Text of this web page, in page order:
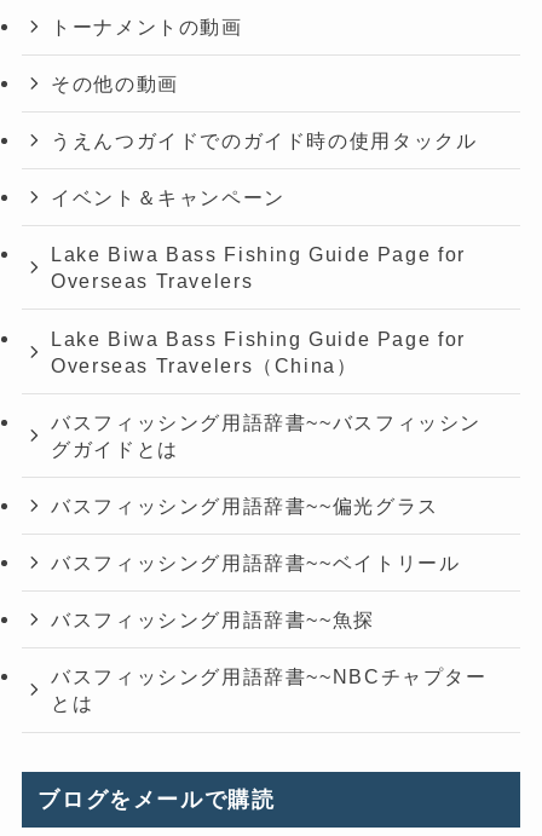
トーナメントの動画
その他の動画
うえんつガイドでのガイド時の使用タックル
イベント＆キャンペーン
Lake Biwa Bass Fishing Guide Page for
Overseas Travelers
Lake Biwa Bass Fishing Guide Page for
Overseas Travelers（China）
バスフィッシング用語辞書~~バスフィッシン
グガイドとは
バスフィッシング用語辞書~~偏光グラス
バスフィッシング用語辞書~~ベイトリール
バスフィッシング用語辞書~~魚探
バスフィッシング用語辞書~~NBCチャプター
とは
ブログをメールで購読